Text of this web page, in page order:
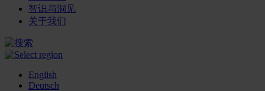
智识与洞见
关于我们
English
Deutsch